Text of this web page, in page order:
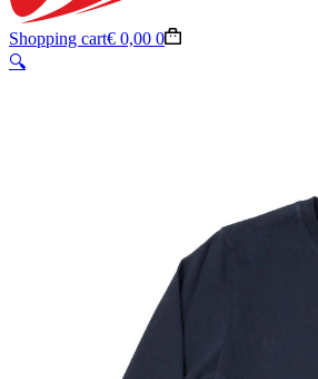
Shopping cart€ 0,00 0
🔍